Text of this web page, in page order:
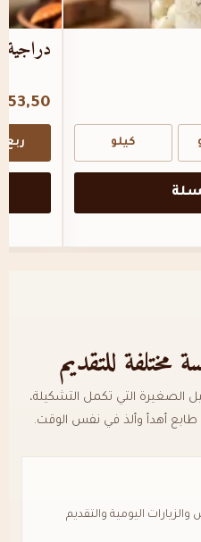
كيلو
دراجية
53,50
ربع
للتقديم
الصغيرة التي تكمل التشكيلة،
أهدأ وألذ في نفس الوقت.
اليومية والتقديم